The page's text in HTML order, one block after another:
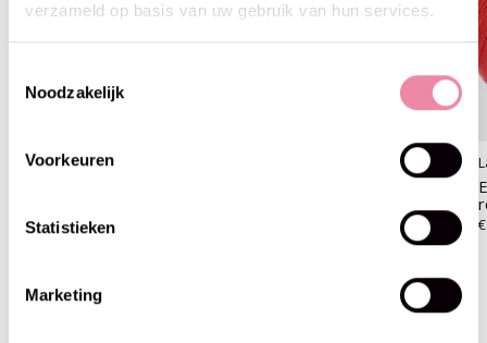
verzameld op basis van uw gebruik van hun services.
Noodzakelijk
Voorkeuren
Statistieken
Marketing
Lana Grossa
€8,95
Ecopuno - Lana Grossa -08